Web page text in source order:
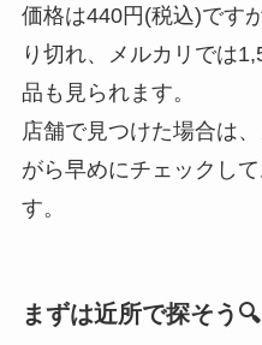
価格は440円(税込)です
り切れ、メルカリでは
品も見られます。
店舗で見つけた場合は
がら早めにチェックし
す。
まずは近所で探そう🔍